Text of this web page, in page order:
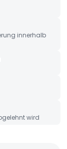
innerhalb
wird